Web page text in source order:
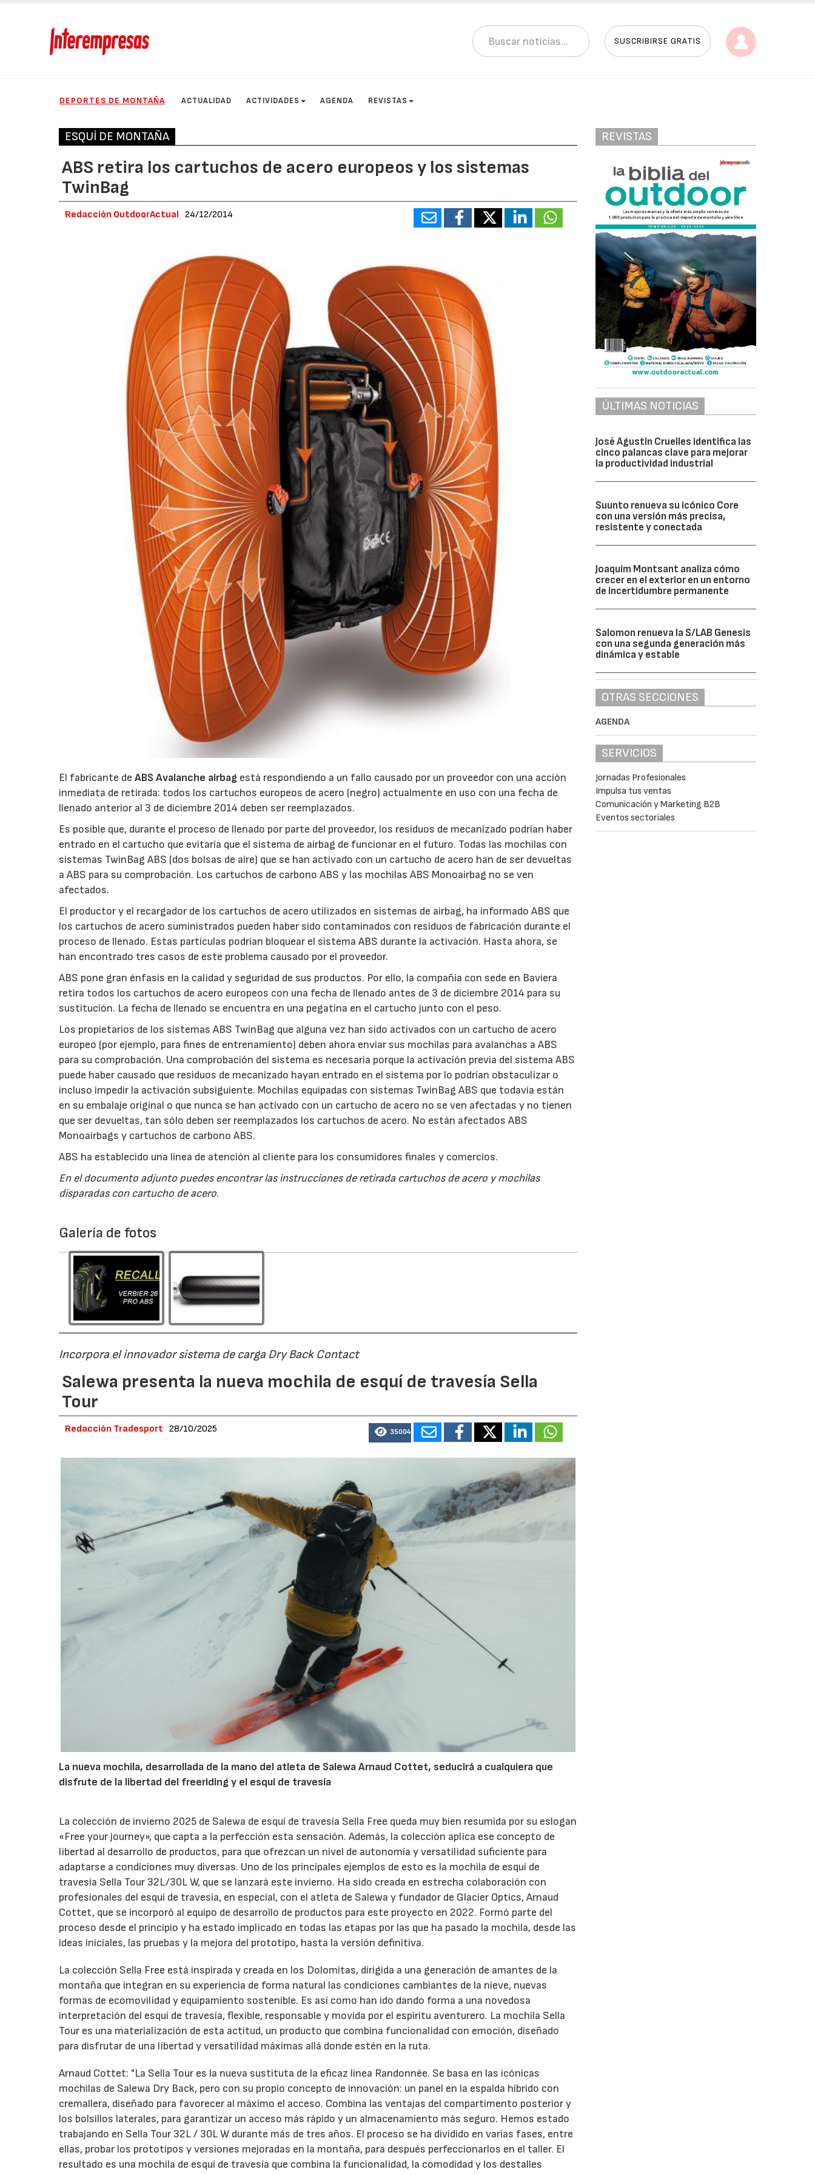
SUSCRIBIRSE GRATIS
DEPORTES DE MONTAÑA ACTUALIDAD ACTIVIDADES AGENDA REVISTAS
ESQUÍ DE MONTAÑA
ABS retira los cartuchos de acero europeos y los sistemas
TwinBag
Redacción OutdoorActual 24/12/2014
El fabricante deABS Avalanche airbag está respondiendo a un fallo causado por un proveedor con una acción
inmediata de retirada: todos los cartuchos europeos de acero (negro) actualmente en uso con una fecha de
llenado anterior al 3 de diciembre 2014 deben ser reemplazados.
Es posible que, durante el proceso de llenado por parte del proveedor, los residuos de mecanizado podrían haber
entrado en el cartucho que evitaría que el sistema de airbag de funcionar en el futuro. Todas las mochilas con
sistemas TwinBag ABS (dos bolsas de aire) que se han activado con un cartucho de acero han de ser devueltas
a ABS para su comprobación. Los cartuchos de carbono ABS y las mochilas ABS Monoairbag no se ven
afectados.
El productor y el recargador de los cartuchos de acero utilizados en sistemas de airbag, ha informado ABS que
los cartuchos de acero suministrados pueden haber sido contaminados con residuos de fabricación durante el
proceso de llenado. Estas partículas podrían bloquear el sistema ABS durante la activación. Hasta ahora, se
han encontrado tres casos de este problema causado por el proveedor.
ABS pone gran énfasis en la calidad y seguridad de sus productos. Por ello, la compañía con sede en Baviera
retira todos los cartuchos de acero europeos con una fecha de llenado antes de 3 de diciembre 2014 para su
sustitución. La fecha de llenado se encuentra en una pegatina en el cartucho junto con el peso.
Los propietarios de los sistemas ABS TwinBag que alguna vez han sido activados con un cartucho de acero
europeo (por ejemplo, para fines de entrenamiento) deben ahora enviar sus mochilas para avalanchas a ABS
para su comprobación. Una comprobación del sistema es necesaria porque la activación previa del sistema ABS
puede haber causado que residuos de mecanizado hayan entrado en el sistema por lo podrían obstaculizar o
incluso impedir la activación subsiguiente. Mochilas equipadas con sistemas TwinBag ABS que todavía están
en su embalaje original o que nunca se han activado con un cartucho de acero no se ven afectadas y no tienen
que ser devueltas, tan sólo deben ser reemplazados los cartuchos de acero. No están afectados ABS
Monoairbags y cartuchos de carbono ABS.
ABS ha establecido una línea de atención al cliente para los consumidores finales y comercios.
En el documento adjunto puedes encontrar las instrucciones de retirada cartuchos de acero y mochilas
disparadas con cartucho de acero.
Galería de fotos
Incorpora el innovador sistema de carga Dry Back Contact
Salewa presenta la nueva mochila de esquí de travesía Sella
Tour
Redacción Tradesport 28/10/2025 35004
La nueva mochila, desarrollada de la mano del atleta de Salewa Arnaud Cottet, seducirá a cualquiera que
disfrute de la libertad del freeriding y el esquí de travesía
La colección de invierno 2025 de Salewa de esquí de travesía Sella Free queda muy bien resumida por su eslogan
«Free your journey», que capta a la perfección esta sensación. Además, la colección aplica ese concepto de
libertad al desarrollo de productos, para que ofrezcan un nivel de autonomía y versatilidad suficiente para
adaptarse a condiciones muy diversas. Uno de los principales ejemplos de esto es la mochila de esquí de
travesía Sella Tour 32L/30L W, que se lanzará este invierno. Ha sido creada en estrecha colaboración con
profesionales del esquí de travesía, en especial, con el atleta de Salewa y fundador de Glacier Optics, Arnaud
Cottet, que se incorporó al equipo de desarrollo de productos para este proyecto en 2022. Formó parte del
proceso desde el principio y ha estado implicado en todas las etapas por las que ha pasado la mochila, desde las
ideas iniciales, las pruebas y la mejora del prototipo, hasta la versión definitiva.
La colección Sella Free está inspirada y creada en los Dolomitas, dirigida a una generación de amantes de la
montaña que integran en su experiencia de forma natural las condiciones cambiantes de la nieve, nuevas
formas de ecomovilidad y equipamiento sostenible. Es así como han ido dando forma a una novedosa
interpretación del esquí de travesía, flexible, responsable y movida por el espíritu aventurero. La mochila Sella
Tour es una materialización de esta actitud, un producto que combina funcionalidad con emoción, diseñado
para disfrutar de una libertad y versatilidad máximas allá donde estén en la ruta.
Arnaud Cottet: "La Sella Tour es la nueva sustituta de la eficaz línea Randonnée. Se basa en las icónicas
mochilas de Salewa Dry Back, pero con su propio concepto de innovación: un panel en la espalda híbrido con
cremallera, diseñado para favorecer al máximo el acceso. Combina las ventajas del compartimento posterior y
los bolsillos laterales, para garantizar un acceso más rápido y un almacenamiento más seguro. Hemos estado
trabajando en Sella Tour 32L / 30L W durante más de tres años. El proceso se ha dividido en varias fases, entre
ellas, probar los prototipos y versiones mejoradas en la montaña, para después perfeccionarlos en el taller. El
resultado es una mochila de esquí de travesía que combina la funcionalidad, la comodidad y los destalles
REVISTAS
ÚLTIMAS NOTICIAS
José Agustín Cruelles identifica las
cinco palancas clave para mejorar
la productividad industrial
Suunto renueva su icónico Core
con una versión más precisa,
resistente y conectada
Joaquim Montsant analiza cómo
crecer en el exterior en un entorno
de incertidumbre permanente
Salomon renueva la S/LAB Genesis
con una segunda generación más
dinámica y estable
OTRAS SECCIONES
AGENDA
SERVICIOS
Jornadas Profesionales
Impulsa tus ventas
Comunicación y Marketing B2B
Eventos sectoriales